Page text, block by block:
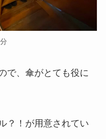
で、傘がとても役に
？！が用意されてい